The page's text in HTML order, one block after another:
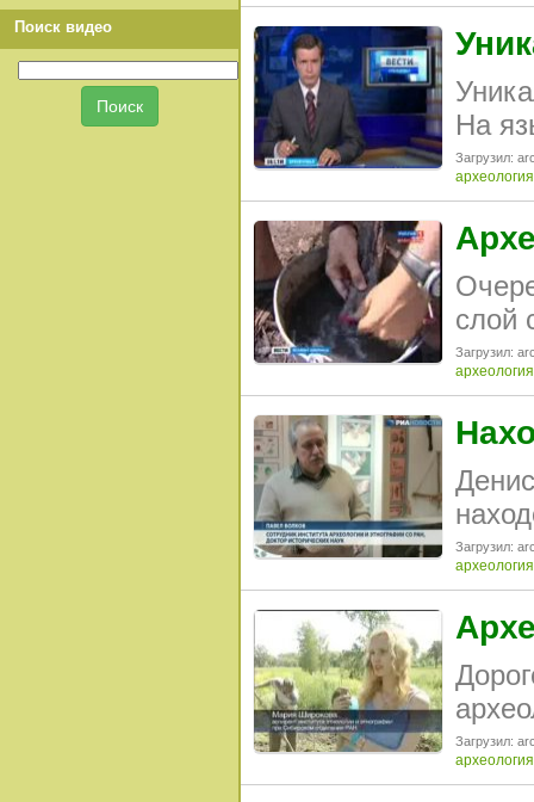
Поиск видео
На
Загрузил:
археология
слой
Загрузил:
археология
Загрузил:
археология
Загрузил:
археология